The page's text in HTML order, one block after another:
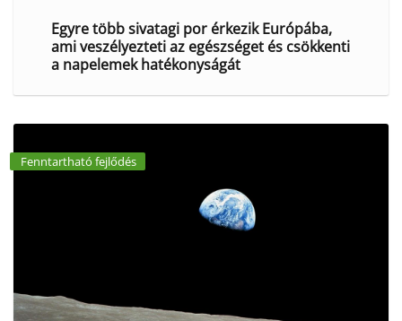
Egyre több sivatagi por érkezik Európába,
ami veszélyezteti az egészséget és csökkenti
a napelemek hatékonyságát
Fenntartható fejlődés